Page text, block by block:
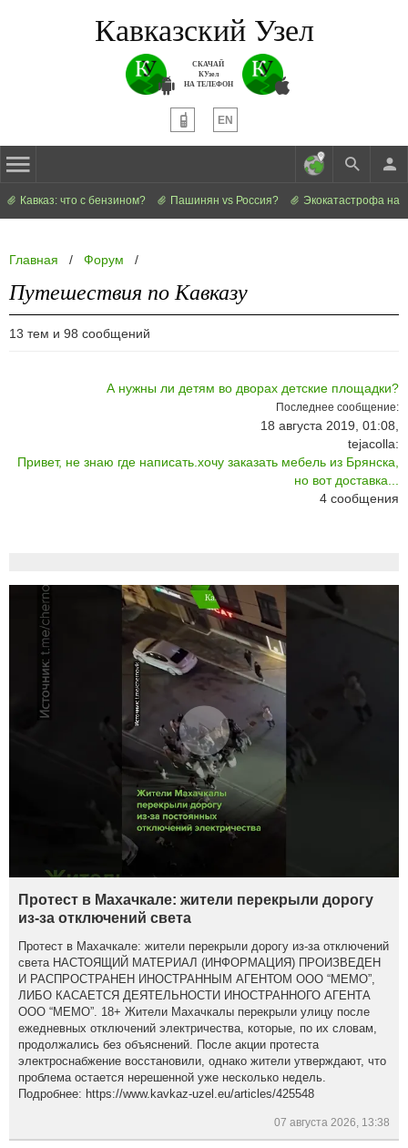
Кавказский Узел
СКАЧАЙ
КУзел
НА ТЕЛЕФОН
EN
Кавказ: что с бензином? Пашинян vs Россия? Экокатастрофа на
Главная / Форум /
Путешествия по Кавказу
13 тем и 98 сообщений
А нужны ли детям во дворах детские площадки?
Последнее сообщение:
18 августа 2019, 01:08,
tejacolla:
Привет, не знаю где написать.хочу заказать мебель из Брянска,
но вот доставка...
4 сообщения
Протест в Махачкале: жители перекрыли дорогу
из-за отключений света
Протест в Махачкале: жители перекрыли дорогу из-за отключений
света НАСТОЯЩИЙ МАТЕРИАЛ (ИНФОРМАЦИЯ) ПРОИЗВЕДЕН
И РАСПРОСТРАНЕН ИНОСТРАННЫМ АГЕНТОМ ООО “МЕМО”,
ЛИБО КАСАЕТСЯ ДЕЯТЕЛЬНОСТИ ИНОСТРАННОГО АГЕНТА
ООО “МЕМО”. 18+ Жители Махачкалы перекрыли улицу после
ежедневных отключений электричества, которые, по их словам,
продолжались без объяснений. После акции протеста
электроснабжение восстановили, однако жители утверждают, что
проблема остается нерешенной уже несколько недель.
Подробнее: https://www.kavkaz-uzel.eu/articles/425548
07 августа 2026, 13:38